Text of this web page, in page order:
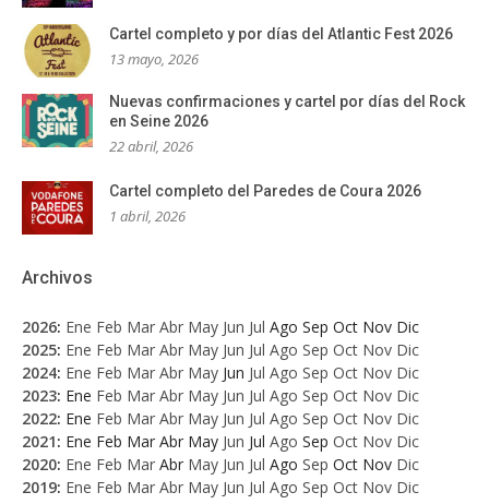
Cartel completo y por días del Atlantic Fest 2026
13 mayo, 2026
Nuevas confirmaciones y cartel por días del Rock
en Seine 2026
22 abril, 2026
Cartel completo del Paredes de Coura 2026
1 abril, 2026
Archivos
2026: Ene Feb Mar Abr May Jun Jul Ago Sep Oct Nov Dic
2025: Ene Feb Mar Abr May Jun Jul Ago Sep Oct Nov Dic
2024: Ene Feb Mar Abr May Jun Jul Ago Sep Oct Nov Dic
2023: Ene Feb Mar Abr May Jun Jul Ago Sep Oct Nov Dic
2022: Ene Feb Mar Abr May Jun Jul Ago Sep Oct Nov Dic
2021: Ene Feb Mar Abr May Jun Jul Ago Sep Oct Nov Dic
2020: Ene Feb Mar Abr May Jun Jul Ago Sep Oct Nov Dic
2019: Ene Feb Mar Abr May Jun Jul Ago Sep Oct Nov Dic